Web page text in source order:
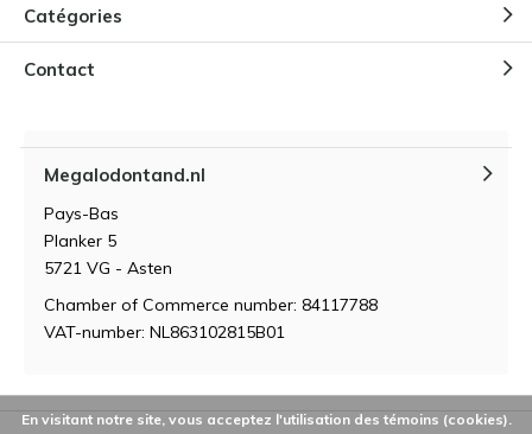
Comment conserver et entretenir
Catégories
Contact
Megalodontand.nl
Pays-Bas
Planker 5
5721 VG - Asten
Chamber of Commerce number: 84117788
VAT-number: NL863102815B01
En visitant notre site, vous acceptez l'utilisation des témoins (cookies).